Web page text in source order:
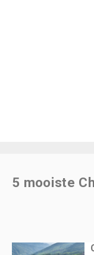
5 mooiste